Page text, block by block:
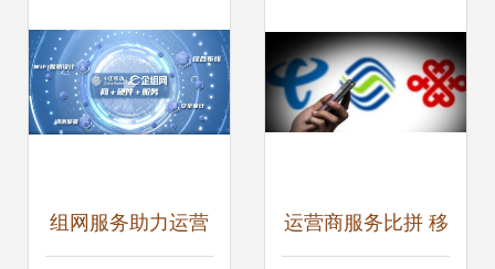
运营服务的合规之
路
解
组网服务助力运营 运营商服务比拼 移